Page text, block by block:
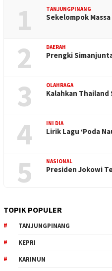
1 TANJUNGPINANG
Sekelompok
2 DAERAH
Prengki
3 OLAHRAGA
Kalahkan
4 INI DIA
Lirik Lagu ‘Poda
5 NASIONAL
Presiden Jokowi
TOPIK POPULER
TANJUNGPINANG
KEPRI
KARIMUN